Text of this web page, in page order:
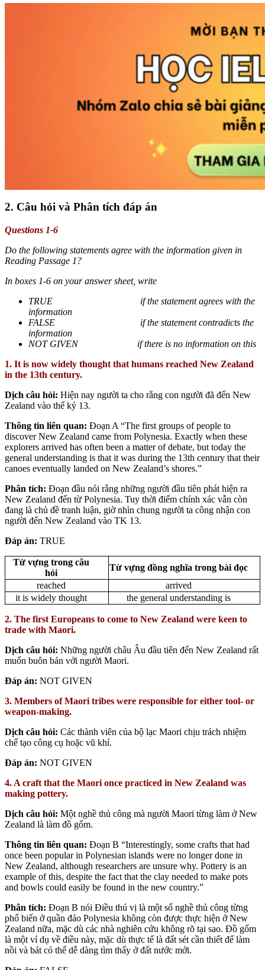
2. Câu hỏi và Phân tích đáp án
Questions 1-6
Do the following statements agree with the information given in
Reading Passage 1?
In boxes 1-6 on your answer sheet, write
TRUE if the statement agrees with the
information
FALSE if the statement contradicts the
information
NOT GIVEN if there is no information on this
1. It is now widely thought that humans reached New Zealand
in the 13th century.
Dịch câu hỏi: Hiện nay người ta cho rằng con người đã đến New
Zealand vào thế kỷ 13.
Thông tin liên quan: Đoạn A “The first groups of people to
discover New Zealand came from Polynesia. Exactly when these
explorers arrived has often been a matter of debate, but today the
general understanding is that it was during the 13th century that their
canoes eventually landed on New Zealand’s shores.”
Phân tích: Đoạn đầu nói rằng những người đầu tiên phát hiện ra
New Zealand đến từ Polynesia. Tuy thời điểm chính xác vẫn còn
đang là chủ đề tranh luận, giờ nhìn chung người ta công nhận con
người đến New Zealand vào TK 13.
Đáp án: TRUE
Từ vựng trong câu
hỏi
Từ vựng đồng nghĩa trong bài đọc
reached
arrived
it is widely thought
the general understanding is
2. The first Europeans to come to New Zealand were keen to
trade with Maori.
Dịch câu hỏi: Những người châu Âu đầu tiên đến New Zealand rất
muốn buôn bán với người Maori.
Đáp án: NOT GIVEN
3. Members of Maori tribes were responsible for either tool- or
weapon-making.
Dịch câu hỏi: Các thành viên của bộ lạc Maori chịu trách nhiệm
chế tạo công cụ hoặc vũ khí.
Đáp án: NOT GIVEN
4. A craft that the Maori once practiced in New Zealand was
making pottery.
Dịch câu hỏi: Một nghề thủ công mà người Maori từng làm ở New
Zealand là làm đồ gốm.
Thông tin liên quan: Đoạn B “Interestingly, some crafts that had
once been popular in Polynesian islands were no longer done in
New Zealand, although researchers are unsure why. Pottery is an
example of this, despite the fact that the clay needed to make pots
and bowls could easily be found in the new country.”
Phân tích: Đoạn B nói Điều thú vị là một số nghề thủ công từng
phổ biến ở quần đảo Polynesia không còn được thực hiện ở New
Zealand nữa, mặc dù các nhà nghiên cứu không rõ tại sao. Đồ gốm
là một ví dụ về điều này, mặc dù thực tế là đất sét cần thiết để làm
nồi và bát có thể dễ dàng tìm thấy ở đất nước mới.